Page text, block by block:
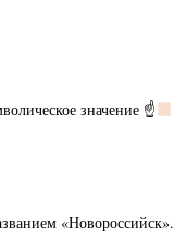
значение ☝
«Новороссийск».